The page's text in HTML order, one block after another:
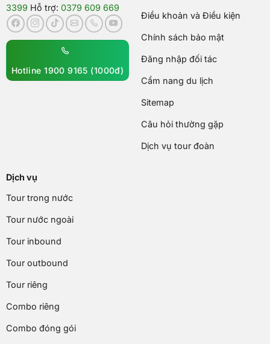
3399 Hỗ trợ: 0379 609 669
Hotline 1900 9165 (1000đ)
Điều khoản và Điều kiện
Chính sách bảo mật
Đăng nhập đối tác
Cẩm nang du lịch
Sitemap
Câu hỏi thường gặp
Dịch vụ tour đoàn
Dịch vụ
Tour trong nước
Tour nước ngoài
Tour inbound
Tour outbound
Tour riêng
Combo riêng
Combo đóng gói